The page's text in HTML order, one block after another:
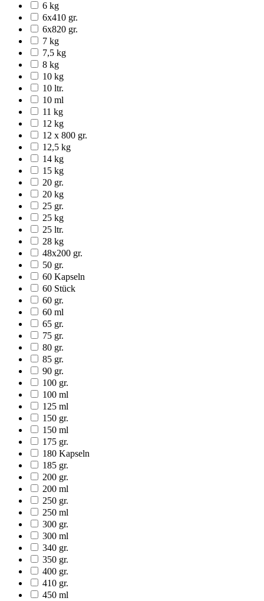
6 kg
6x410 gr.
6x820 gr.
7 kg
7,5 kg
8 kg
10 kg
10 ltr.
10 ml
11 kg
12 kg
12 x 800 gr.
12,5 kg
14 kg
15 kg
20 gr.
20 kg
25 gr.
25 kg
25 ltr.
28 kg
48x200 gr.
50 gr.
60 Kapseln
60 Stück
60 gr.
60 ml
65 gr.
75 gr.
80 gr.
85 gr.
90 gr.
100 gr.
100 ml
125 ml
150 gr.
150 ml
175 gr.
180 Kapseln
185 gr.
200 gr.
200 ml
250 gr.
250 ml
300 gr.
300 ml
340 gr.
350 gr.
400 gr.
410 gr.
450 ml